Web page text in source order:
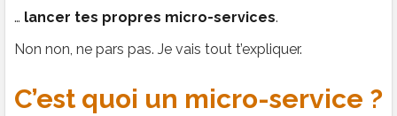
… lancer tes propres micro-services.
Non non, ne pars pas. Je vais tout t’expliquer.
C’est quoi un micro-service ?